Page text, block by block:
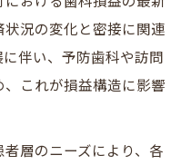
況の変化と密接に関連
伴い、予防歯科や訪問
これが損益構造に影響
層のニーズにより、各